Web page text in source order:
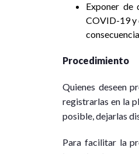
Exponer de
COVID-19 y
Procedimiento
Quienes deseen
registrarlas en la
posible, dejarlas
Para facilitar la